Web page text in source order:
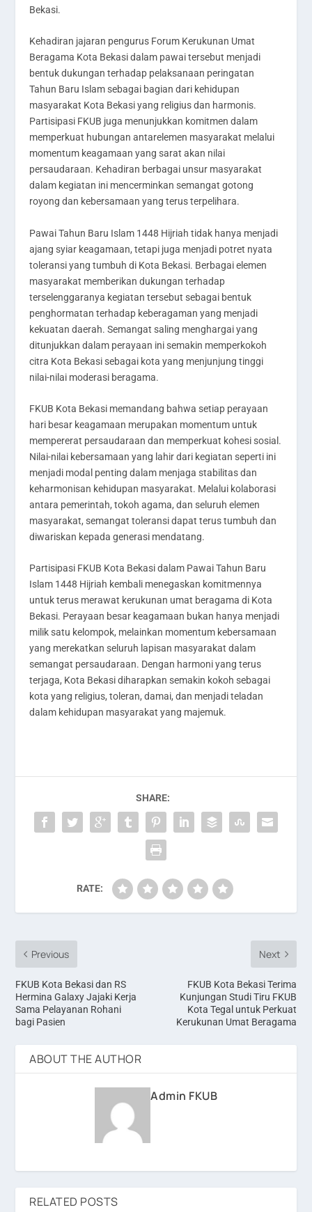
Bekasi.
Kehadiran jajaran pengurus Forum Kerukunan Umat
Beragama Kota Bekasi dalam pawai tersebut menjadi
bentuk dukungan terhadap pelaksanaan peringatan
Tahun Baru Islam sebagai bagian dari kehidupan
masyarakat Kota Bekasi yang religius dan harmonis.
Partisipasi FKUB juga menunjukkan komitmen dalam
memperkuat hubungan antarelemen masyarakat melalui
momentum keagamaan yang sarat akan nilai
persaudaraan. Kehadiran berbagai unsur masyarakat
dalam kegiatan ini mencerminkan semangat gotong
royong dan kebersamaan yang terus terpelihara.
Pawai Tahun Baru Islam 1448 Hijriah tidak hanya menjadi
ajang syiar keagamaan, tetapi juga menjadi potret nyata
toleransi yang tumbuh di Kota Bekasi. Berbagai elemen
masyarakat memberikan dukungan terhadap
terselenggaranya kegiatan tersebut sebagai bentuk
penghormatan terhadap keberagaman yang menjadi
kekuatan daerah. Semangat saling menghargai yang
ditunjukkan dalam perayaan ini semakin memperkokoh
citra Kota Bekasi sebagai kota yang menjunjung tinggi
nilai-nilai moderasi beragama.
FKUB Kota Bekasi memandang bahwa setiap perayaan
hari besar keagamaan merupakan momentum untuk
mempererat persaudaraan dan memperkuat kohesi sosial.
Nilai-nilai kebersamaan yang lahir dari kegiatan seperti ini
menjadi modal penting dalam menjaga stabilitas dan
keharmonisan kehidupan masyarakat. Melalui kolaborasi
antara pemerintah, tokoh agama, dan seluruh elemen
masyarakat, semangat toleransi dapat terus tumbuh dan
diwariskan kepada generasi mendatang.
Partisipasi FKUB Kota Bekasi dalam Pawai Tahun Baru
Islam 1448 Hijriah kembali menegaskan komitmennya
untuk terus merawat kerukunan umat beragama di Kota
Bekasi. Perayaan besar keagamaan bukan hanya menjadi
milik satu kelompok, melainkan momentum kebersamaan
yang merekatkan seluruh lapisan masyarakat dalam
semangat persaudaraan. Dengan harmoni yang terus
terjaga, Kota Bekasi diharapkan semakin kokoh sebagai
kota yang religius, toleran, damai, dan menjadi teladan
dalam kehidupan masyarakat yang majemuk.
SHARE:
RATE:
Previous
FKUB Kota Bekasi dan RS
Hermina Galaxy Jajaki Kerja
Sama Pelayanan Rohani
bagi Pasien
Next
FKUB Kota Bekasi Terima
Kunjungan Studi Tiru FKUB
Kota Tegal untuk Perkuat
Kerukunan Umat Beragama
ABOUT THE AUTHOR
Admin FKUB
RELATED POSTS